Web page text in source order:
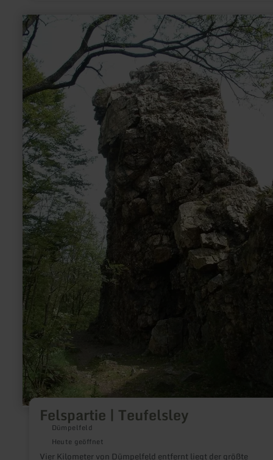
die Geschichte von der fossilen Energie zu den erneuerbaren
Energiequellen im Zusammenhang erzählt.
Felspartie | Teufelsley
Dümpelfeld
Heute geöffnet
Vier Kilometer von Dümpelfeld entfernt liegt der größte
mehr
erfahren
zu:
Felspartie
|
Teufelsley